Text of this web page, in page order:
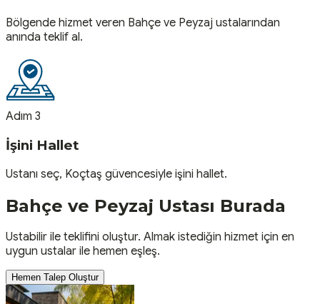
Bölgende hizmet veren Bahçe ve Peyzaj ustalarından
anında teklif al.
Adım 3
İşini Hallet
Ustanı seç, Koçtaş güvencesiyle işini hallet.
Bahçe ve Peyzaj Ustası Burada
Ustabilir ile teklifini oluştur. Almak istediğin hizmet için en
uygun ustalar ile hemen eşleş.
Hemen Talep Oluştur